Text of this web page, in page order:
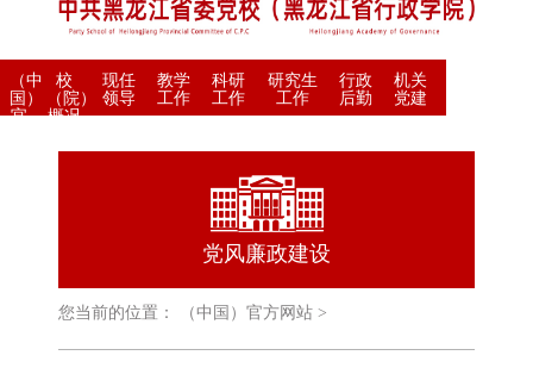
（中
国）
官
校
（院）
概况
现任
领导
教学
工作
科研
工作
研究生
工作
行政
后勤
机关
党建
党风廉政建设
您当前的位置： （中国）官方网站 >